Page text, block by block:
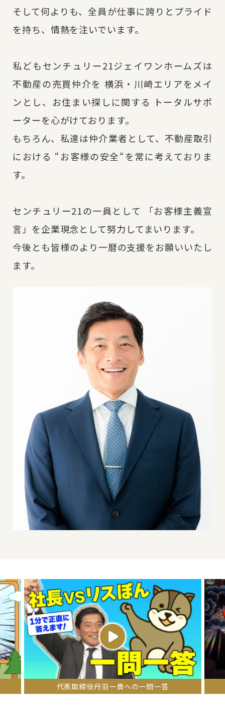
そして何よりも、全員が仕事に誇りとプライド
を持ち、情熱を注いでいます。
私どもセンチュリー21ジェイワンホームズは
不動産の売買仲介を 横浜・川崎エリアをメイ
ンとし、お住まい探しに関する トータルサポ
ーターを心がけております。
もちろん、私達は仲介業者として、不動産取引
における “お客様の安全“を常に考えておりま
す。
センチュリー21の一員として
「お客様主義宣
言」を企業現念として努力してまいります。
今後とも皆様のより一暦の支援をお願いいたし
ます。
家の売買のタイミングとは？